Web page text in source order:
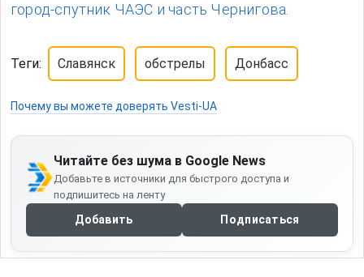
город-спутник ЧАЭС и часть Чернигова.
Теги: Славянск обстрелы Донбасс
Почему вы можете доверять Vesti-UA
Читайте без шума в Google News
Добавьте в источники для быстрого доступа и
подпишитесь на ленту
Добавить Подписаться